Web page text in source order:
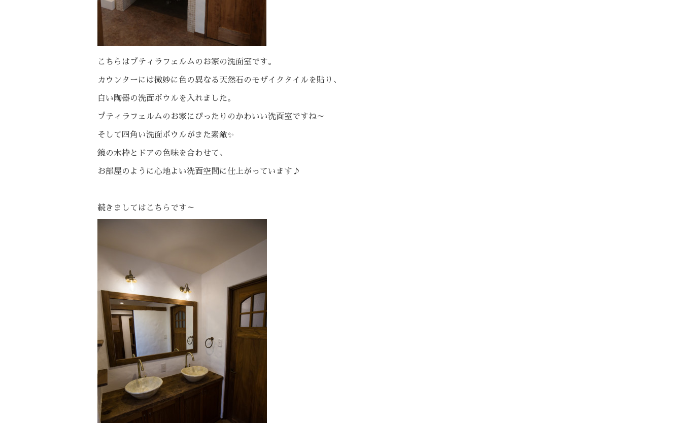
こちらはプティラフェルムのお家の洗面室です。
カウンターには微妙に色の異なる天然石のモザイクタイルを貼り、
白い陶器の洗面ボウルを入れました。
プティラフェルムのお家にぴったりのかわいい洗面室ですね～
そして四角い洗面ボウルがまた素敵✨
鏡の木枠とドアの色味を合わせて、
お部屋のように心地よい洗面空間に仕上がっています♪
続きましてはこちらです～